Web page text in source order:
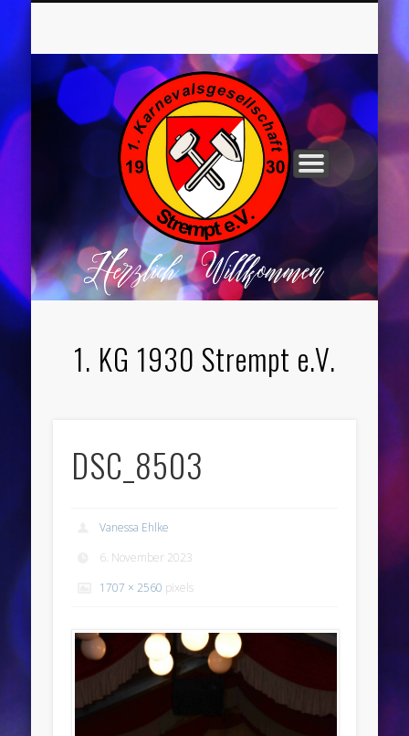
1. KG 1930 Strempt e.V.
DSC_8503
Vanessa Ehlke
6. November 2023
1707 × 2560 pixels